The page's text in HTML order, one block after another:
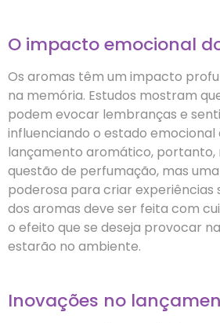
O impacto emocional
Os aromas têm um impacto
na memória. Estudos mostram
podem evocar lembranças e
influenciando o estado emocional
lançamento aromático, portanto,
questão de perfumação, mas
poderosa para criar experiências
dos aromas deve ser feita com
o efeito que se deseja provocar
estarão no ambiente.
Inovações no